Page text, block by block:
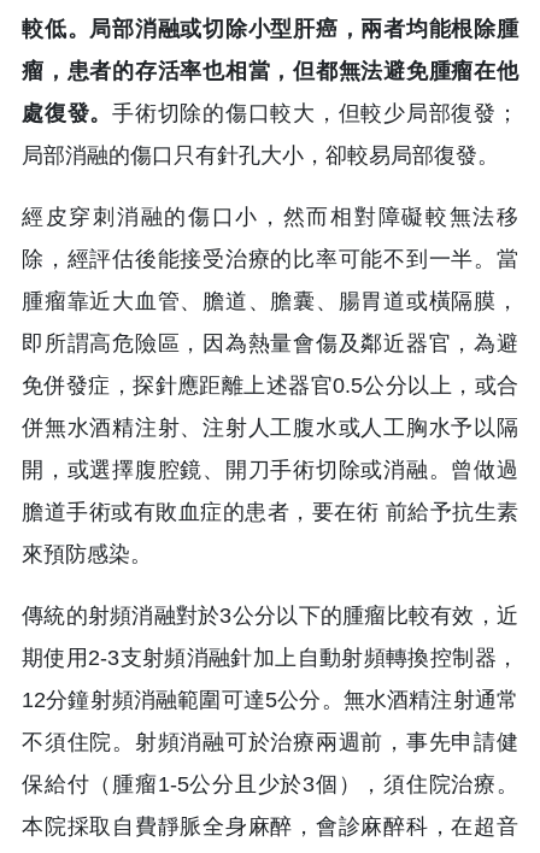
較低。局部消融或切除小型肝癌，兩者均能根除腫
瘤，患者的存活率也相當，但都無法避免腫瘤在他
處復發。手術切除的傷口較大，但較少局部復發；
局部消融的傷口只有針孔大小，卻較易局部復發。
經皮穿刺消融的傷口小，然而相對障礙較無法移
除，經評估後能接受治療的比率可能不到一半。當
腫瘤靠近大血管、膽道、膽囊、腸胃道或橫隔膜，
即所謂高危險區，因為熱量會傷及鄰近器官，為避
免併發症，探針應距離上述器官0.5公分以上，或合
併無水酒精注射、注射人工腹水或人工胸水予以隔
開，或選擇腹腔鏡、開刀手術切除或消融。曾做過
膽道手術或有敗血症的患者，要在術 前給予抗生素
來預防感染。
傳統的射頻消融對於3公分以下的腫瘤比較有效，近
期使用2-3支射頻消融針加上自動射頻轉換控制器，
12分鐘射頻消融範圍可達5公分。無水酒精注射通常
不須住院。射頻消融可於治療兩週前，事先申請健
保給付（腫瘤1-5公分且少於3個），須住院治療。
本院採取自費靜脈全身麻醉，會診麻醉科，在超音